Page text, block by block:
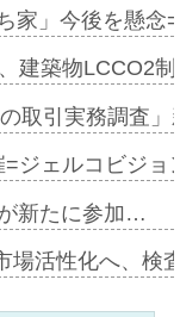
家」今後を懸
建築物LCCO2
取引実務調査
ジェルコビジ
新たに参加…
場活性化へ、検